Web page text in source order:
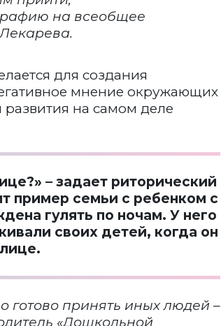
на всеобщее
для создания
мнение окружающих
на самом деле
– задает риторический
пример семьи с ребенком с
гулять по ночам. У него
своих детей, когда он
готово принять иных людей –
«Дошкольной